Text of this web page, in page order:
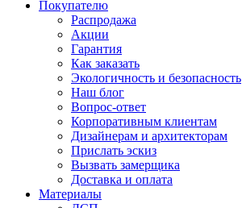
Покупателю
Распродажа
Акции
Гарантия
Как заказать
Экологичность и безопасность
Наш блог
Вопрос-ответ
Корпоративным клиентам
Дизайнерам и архитекторам
Прислать эскиз
Вызвать замерщика
Доставка и оплата
Материалы